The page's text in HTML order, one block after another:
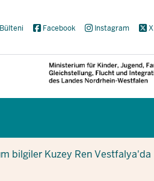
Facebook Instagram X
bilgiler Kuzey Ren Vestfalya'da